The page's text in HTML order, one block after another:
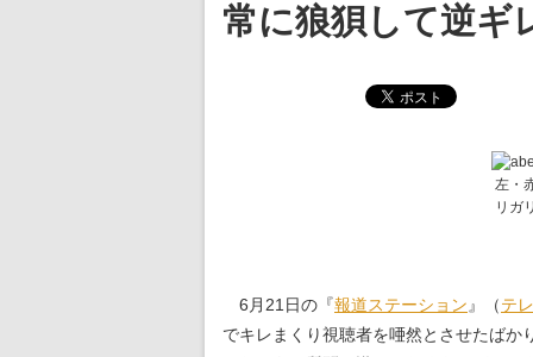
常に狼狽して逆ギ
左・
リガ
6月21日の『報道ステーション 』（テ
でキレまくり視聴者を唖然とさせたばか